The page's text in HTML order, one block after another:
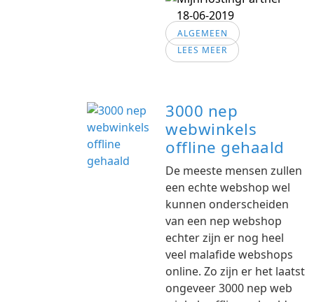
18-06-2019
ALGEMEEN
LEES MEER
3000 nep
webwinkels
offline gehaald
De meeste mensen zullen
een echte webshop wel
kunnen onderscheiden
van een nep webshop
echter zijn er nog heel
veel malafide webshops
online. Zo zijn er het laatst
ongeveer 3000 nep web